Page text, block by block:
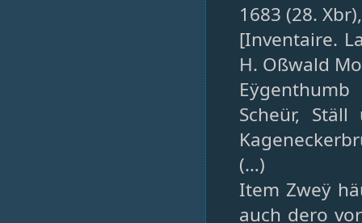
1683 (28.
[Inventaire.
H. Oßwald
Scheür,
(…)
Item Zweÿ
auch dero